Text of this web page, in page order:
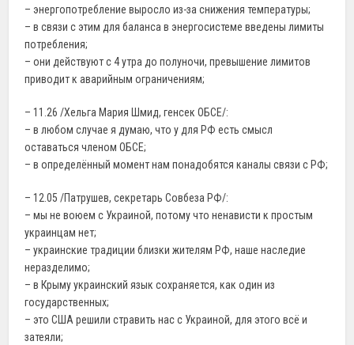
– энергопотребление выросло из-за снижения температуры;
– в связи с этим для баланса в энергосистеме введены лимиты
потребления;
– они действуют с 4 утра до полуночи, превышение лимитов
приводит к аварийным ограничениям;
– 11.26 /Хельга Мария Шмид, генсек ОБСЕ/:
– в любом случае я думаю, что у для РФ есть смысл
оставаться членом ОБСЕ;
– в определённый момент нам понадобятся каналы связи с РФ;
– 12.05 /Патрушев, секретарь Совбеза РФ/:
– мы не воюем с Украиной, потому что ненависти к простым
украинцам нет;
– украинские традиции близки жителям РФ, наше наследие
неразделимо;
– в Крыму украинский язык сохраняется, как один из
государственных;
– это США решили стравить нас с Украиной, для этого всё и
затеяли;